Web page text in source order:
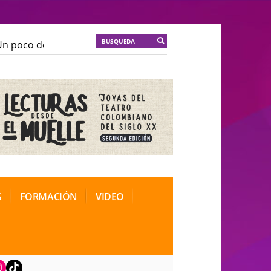
poco de locura para la cordura
de Teatro Rosa
FORMACIÓN VIDEO
TikTok